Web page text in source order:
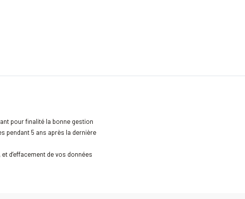
pour finalité la bonne gestion
pendant 5 ans après la dernière
d’effacement de vos données